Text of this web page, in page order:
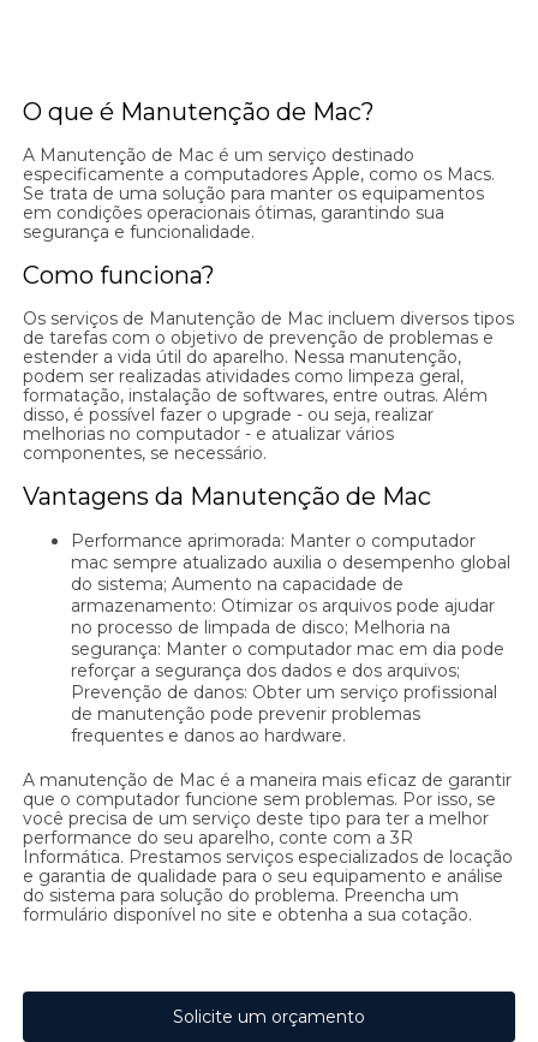
O que é Manutenção de Mac?
A Manutenção de Mac é um serviço destinado
especificamente a computadores Apple, como os Macs.
Se trata de uma solução para manter os equipamentos
em condições operacionais ótimas, garantindo sua
segurança e funcionalidade.
Como funciona?
Os serviços de Manutenção de Mac incluem diversos tipos
de tarefas com o objetivo de prevenção de problemas e
estender a vida útil do aparelho. Nessa manutenção,
podem ser realizadas atividades como limpeza geral,
formatação, instalação de softwares, entre outras. Além
disso, é possível fazer o upgrade - ou seja, realizar
melhorias no computador - e atualizar vários
componentes, se necessário.
Vantagens da Manutenção de Mac
Performance aprimorada: Manter o computador
mac sempre atualizado auxilia o desempenho global
do sistema; Aumento na capacidade de
armazenamento: Otimizar os arquivos pode ajudar
no processo de limpada de disco; Melhoria na
segurança: Manter o computador mac em dia pode
reforçar a segurança dos dados e dos arquivos;
Prevenção de danos: Obter um serviço profissional
de manutenção pode prevenir problemas
frequentes e danos ao hardware.
A manutenção de Mac é a maneira mais eficaz de garantir
que o computador funcione sem problemas. Por isso, se
você precisa de um serviço deste tipo para ter a melhor
performance do seu aparelho, conte com a 3R
Informática. Prestamos serviços especializados de locação
e garantia de qualidade para o seu equipamento e análise
do sistema para solução do problema. Preencha um
formulário disponível no site e obtenha a sua cotação.
Solicite um orçamento